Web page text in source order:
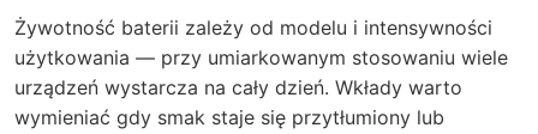
Żywotność baterii zależy od modelu i intensywności
użytkowania — przy umiarkowanym stosowaniu wiele
urządzeń wystarcza na cały dzień. Wkłady warto
wymieniać gdy smak staje się przytłumiony lub